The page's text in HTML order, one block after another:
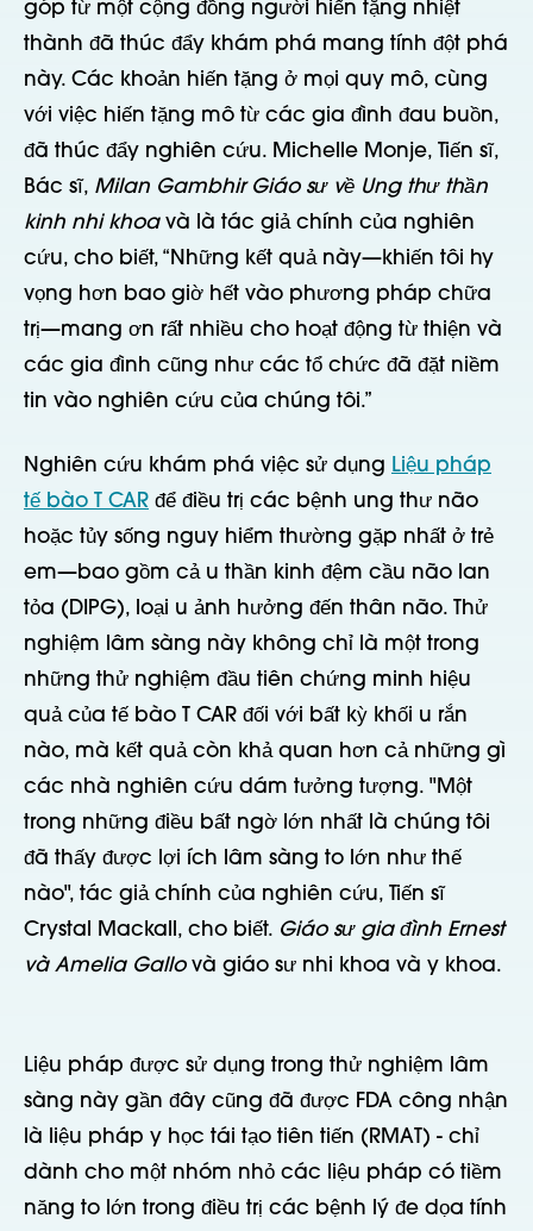
góp từ một cộng đồng người hiến tặng nhiệt
thành đã thúc đẩy khám phá mang tính đột phá
này. Các khoản hiến tặng ở mọi quy mô, cùng
với việc hiến tặng mô từ các gia đình đau buồn,
đã thúc đẩy nghiên cứu. Michelle Monje, Tiến sĩ,
Bác sĩ, Milan Gambhir Giáo sư về Ung thư thần
kinh nhi khoa và là tác giả chính của nghiên
cứu, cho biết, “Những kết quả này—khiến tôi hy
vọng hơn bao giờ hết vào phương pháp chữa
trị—mang ơn rất nhiều cho hoạt động từ thiện và
các gia đình cũng như các tổ chức đã đặt niềm
tin vào nghiên cứu của chúng tôi.”
Nghiên cứu khám phá việc sử dụng Liệu pháp
tế bào T CAR để điều trị các bệnh ung thư não
hoặc tủy sống nguy hiểm thường gặp nhất ở trẻ
em—bao gồm cả u thần kinh đệm cầu não lan
tỏa (DIPG), loại u ảnh hưởng đến thân não. Thử
nghiệm lâm sàng này không chỉ là một trong
những thử nghiệm đầu tiên chứng minh hiệu
quả của tế bào T CAR đối với bất kỳ khối u rắn
nào, mà kết quả còn khả quan hơn cả những gì
các nhà nghiên cứu dám tưởng tượng. "Một
trong những điều bất ngờ lớn nhất là chúng tôi
đã thấy được lợi ích lâm sàng to lớn như thế
nào", tác giả chính của nghiên cứu, Tiến sĩ
Crystal Mackall, cho biết. Giáo sư gia đình Ernest
và Amelia Gallovà giáo sư nhi khoa và y khoa.
Liệu pháp được sử dụng trong thử nghiệm lâm
sàng này gần đây cũng đã được FDA công nhận
là liệu pháp y học tái tạo tiên tiến (RMAT) - chỉ
dành cho một nhóm nhỏ các liệu pháp có tiềm
năng to lớn trong điều trị các bệnh lý đe dọa tính